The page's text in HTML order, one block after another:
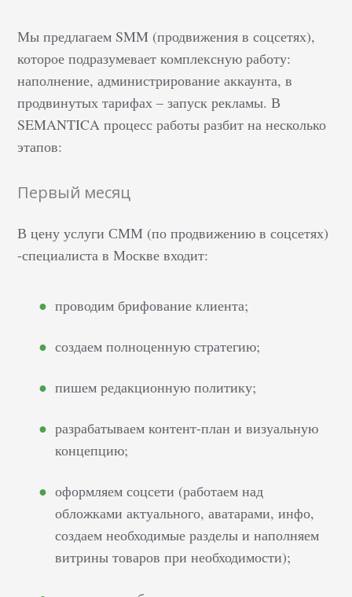
Мы предлагаем SMM (продвижения в соцсетях),
которое подразумевает комплексную работу:
наполнение, администрирование аккаунта, в
продвинутых тарифах – запуск рекламы. В
SEMANTICA процесс работы разбит на несколько
этапов:
Первый месяц
В цену услуги СММ (по продвижению в соцсетях)
-специалиста в Москве входит:
проводим брифование клиента;
создаем полноценную стратегию;
пишем редакционную политику;
разрабатываем контент-план и визуальную
концепцию;
оформляем соцсети (работаем над
обложками актуального, аватарами, инфо,
создаем необходимые разделы и наполняем
витрины товаров при необходимости);